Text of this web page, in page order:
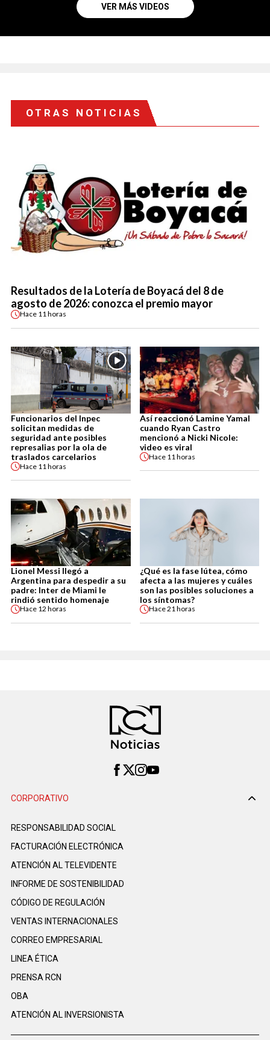
VER MÁS VIDEOS
OTRAS NOTICIAS
Resultados de la Lotería de Boyacá del 8 de
agosto de 2026: conozca el premio mayor
Hace 11 horas
Funcionarios del Inpec
solicitan medidas de
seguridad ante posibles
represalias por la ola de
traslados carcelarios
Hace 11 horas
Así reaccionó Lamine Yamal
cuando Ryan Castro
mencionó a Nicki Nicole:
video es viral
Hace 11 horas
Lionel Messi llegó a
Argentina para despedir a su
padre: Inter de Miami le
rindió sentido homenaje
Hace 12 horas
¿Qué es la fase lútea, cómo
afecta a las mujeres y cuáles
son las posibles soluciones a
los síntomas?
Hace21 horas
CORPORATIVO
RESPONSABILIDAD SOCIAL
FACTURACIÓN ELECTRÓNICA
ATENCIÓN AL TELEVIDENTE
INFORME DE SOSTENIBILIDAD
CÓDIGO DE REGULACIÓN
VENTAS INTERNACIONALES
CORREO EMPRESARIAL
LINEA ÉTICA
PRENSA RCN
OBA
ATENCIÓN AL INVERSIONISTA